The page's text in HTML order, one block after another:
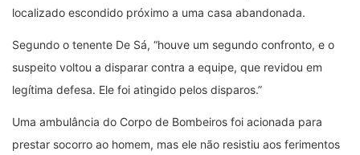
localizado escondido próximo a uma casa abandonada.
Segundo o tenente De Sá, “houve um segundo confronto, e o
suspeito voltou a disparar contra a equipe, que revidou em
legítima defesa. Ele foi atingido pelos disparos.”
Uma ambulância do Corpo de Bombeiros foi acionada para
prestar socorro ao homem, mas ele não resistiu aos ferimentos